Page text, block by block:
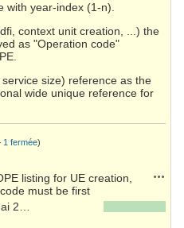
with year-index (1-n).
context unit creation, ...) the
as "Operation code"
size) reference as the
wide unique reference for
1 fermée)
listing for UE creation,
must be first
09 mai 2011